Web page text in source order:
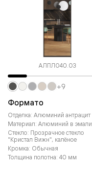
АЛПЛ040.03
Формато
Отделка: Алюминий антрацит
Материал: Алюминий в эмали
Стекло: Прозрачное стекло
"Кристал Вижн", калёное
Кромка: Обычная
Толщина полотна: 40 мм
+9